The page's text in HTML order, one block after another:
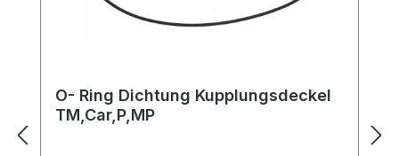
O- Ring Dichtung Kupplungsdeckel
TM,Car,P,MP